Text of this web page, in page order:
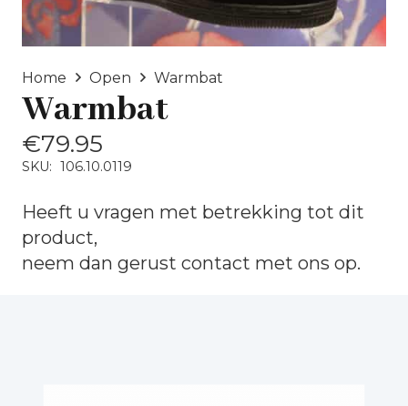
Home Open Warmbat
Warmbat
€79.95
SKU: 106.10.0119
Heeft u vragen met betrekking tot dit
product,
neem dan gerust contact met ons op.